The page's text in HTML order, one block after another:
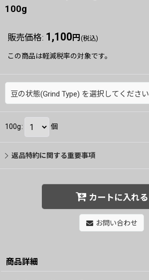
100g
販売価格: 1,100 円 (税込)
この商品は軽減税率の対象です。
豆の状態(Grind Type) を選択してください
100g: 個
返品特約に関する重要事項
カートに入れる
お問い合わせ
商品詳細